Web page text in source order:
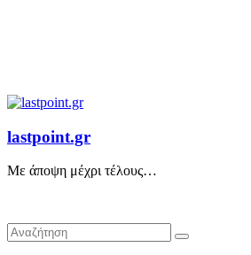
lastpoint.gr
Με άποψη μέχρι τέλους…